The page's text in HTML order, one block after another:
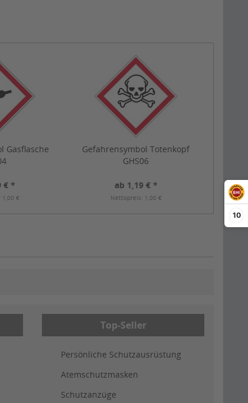
10
Gasflasche
€ *
€
Gefahrensymbol Totenkopf
GHS06
ab 1,19 € *
Nettopreis: 1,00 €
Top-Seller
Persönliche Schutzausrüstung
Atemschutzmasken
Schutzanzüge